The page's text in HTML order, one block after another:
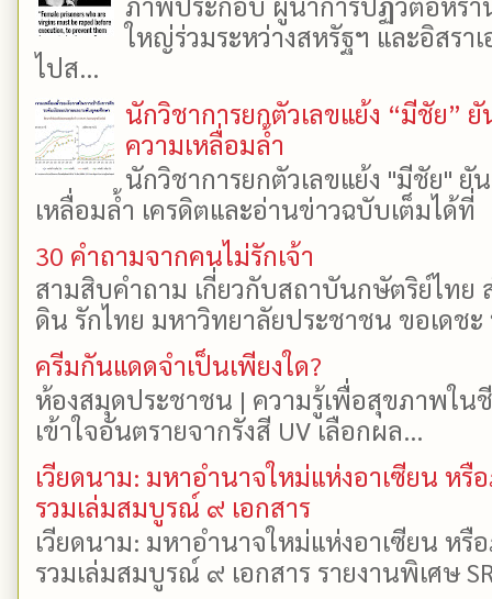
ใหญ่ร่วมระหว่างสหรัฐฯ และอิสรา
ไปส...
นักวิชาการยกตัวเลขแย้ง “มีชัย”
ความเหลื่อมล้ำ
นักวิชาการยกตัวเลขแย้ง "มีชัย"
เหลื่อมล้ำ เครดิตและอ่านข่าวฉบับเต็มได้
30 คำถามจากคนไม่รักเจ้า
สามสิบคำถาม เกี่ยวกับสถาบันกษัตริย์ไทย
ดิน รักไทย มหาวิทยาลัยประชาชน ขอเดช
ครีมกันแดดจำเป็นเพียงใด?
ห้องสมุดประชาชน | ความรู้เพื่อสุขภาพใน
เข้าใจอันตรายจากรังสี UV เลือกผล...
เวียดนาม: มหาอำนาจใหม่แห่งอาเซียน ห
รวมเล่มสมบูรณ์ ๙ เอกสาร
เวียดนาม: มหาอำนาจใหม่แห่งอาเซียน ห
รวมเล่มสมบูรณ์ ๙ เอกสาร รายงานพิเศษ